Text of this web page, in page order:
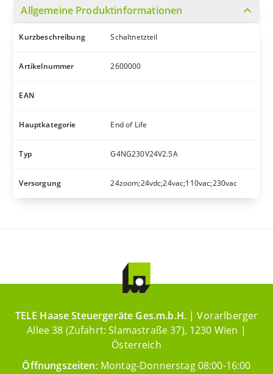
Allgemeine Produktinformationen expand_more
Kurzbeschreibung Schaltnetzteil
Artikelnummer 2600000
EAN
Hauptkategorie End of Life
Typ G4NG230V24V2.5A
Versorgung 24zoom;24vdc;24vac;110vac;230vac
TELE Haase Steuergeräte Ges.m.b.H. | Vorarlberger
Allee 38 (Zufahrt: Slamastraße 37), 1230 Wien |
Österreich
Öffnungszeiten: Montag-Donnerstag 08:00-16:00